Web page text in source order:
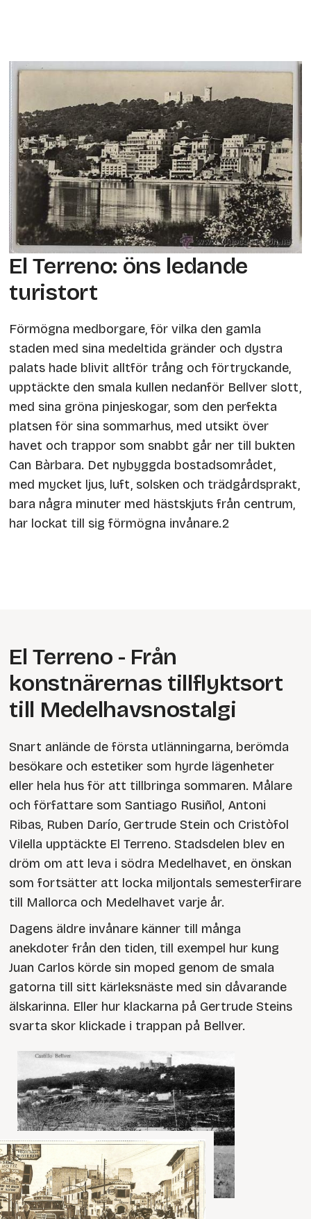
El Terreno: öns ledande
turistort
Förmögna medborgare, för vilka den gamla
staden med sina medeltida gränder och dystra
palats hade blivit alltför trång och förtryckande,
upptäckte den smala kullen nedanför Bellver slott,
med sina gröna pinjeskogar, som den perfekta
platsen för sina sommarhus, med utsikt över
havet och trappor som snabbt går ner till bukten
Can Bàrbara. Det nybyggda bostadsområdet,
med mycket ljus, luft, solsken och trädgårdsprakt,
bara några minuter med hästskjuts från centrum,
har lockat till sig förmögna invånare.2
El Terreno - Från
konstnärernas tillflyktsort
till Medelhavsnostalgi
Snart anlände de första utlänningarna, berömda
besökare och estetiker som hyrde lägenheter
eller hela hus för att tillbringa sommaren. Målare
och författare som Santiago Rusiñol, Antoni
Ribas, Ruben Darío, Gertrude Stein och Cristòfol
Vilella upptäckte El Terreno. Stadsdelen blev en
dröm om att leva i södra Medelhavet, en önskan
som fortsätter att locka miljontals semesterfirare
till Mallorca och Medelhavet varje år.
Dagens äldre invånare känner till många
anekdoter från den tiden, till exempel hur kung
Juan Carlos körde sin moped genom de smala
gatorna till sitt kärleksnäste med sin dåvarande
älskarinna. Eller hur klackarna på Gertrude Steins
svarta skor klickade i trappan på Bellver.